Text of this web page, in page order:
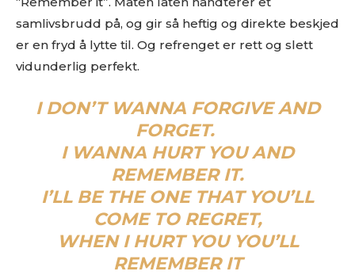
om? Dust of Daylight er på mange måter en nisjeblogg, så
sjekk om din musikk ligger i noen av kategoriene vi fokuserer
på. På den måten slipper både du og vi å kaste bort tid.
Musikken din passer inn. Kult! Send oss en epost på
review@musikkbloggen.no.
Den bør som MINIMUM inneholde følgende:
Litt om deg. Om prosjektet ditt, og når det er release osv.
samlivsbrudd på, og gir så heftig og direkte beskjed
er en fryd å lytte til. Og refrenget er rett og slett
vidunderlig perfekt.
I DON’T WANNA FORGIVE AND
FORGET.
I WANNA HURT YOU AND
REMEMBER IT.
I’LL BE THE ONE THAT YOU’LL
COME TO REGRET,
WHEN I HURT YOU YOU’LL
REMEMBER IT